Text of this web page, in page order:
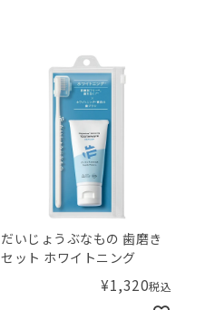
だいじょうぶなもの 歯磨き
セット ホワイトニング
¥1,320税込